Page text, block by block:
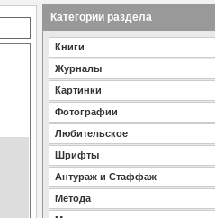
Категории раздела
Книги
Журналы
Картинки
Фотографии
Любительское
Шрифты
Антураж и Стаффаж
Метода